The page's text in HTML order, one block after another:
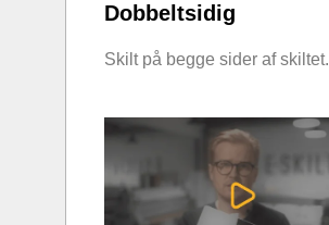
Dobbeltsidig
Skilt på begge sider af skiltet.